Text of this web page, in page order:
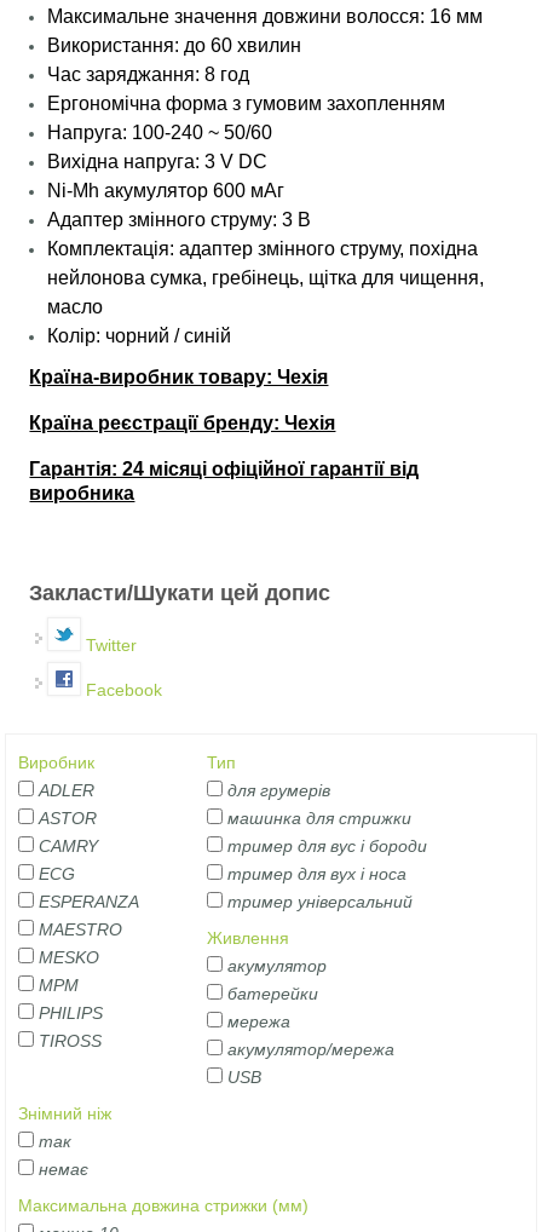
Максимальне значення довжини волосся: 16 мм
Використання: до 60 хвилин
Час заряджання: 8 год
Ергономічна форма з гумовим захопленням
Напруга: 100-240 ~ 50/60
Вихідна напруга: 3 V DC
Ni-Mh акумулятор 600 мАг
Адаптер змінного струму: 3 В
Комплектація: адаптер змінного струму, похідна
нейлонова сумка, гребінець, щітка для чищення,
масло
Колір: чорний / синій
Країна-виробник товару: Чехія
Країна реєстрації бренду: Чехія
Гарантія: 24 місяці офіційної гарантії від
виробника
Закласти/Шукати цей допис
Twitter
Facebook
Виробник
ADLER
ASTOR
CAMRY
ECG
ESPERANZA
MAESTRO
MESKO
MPM
PHILIPS
TIROSS
Тип
для грумерів
машинка для стрижки
тример для вус і бороди
тример для вух і носа
тример універсальний
Живлення
акумулятор
батерейки
мережа
акумулятор/мережа
USB
Знімний ніж
так
немає
Максимальна довжина стрижки (мм)